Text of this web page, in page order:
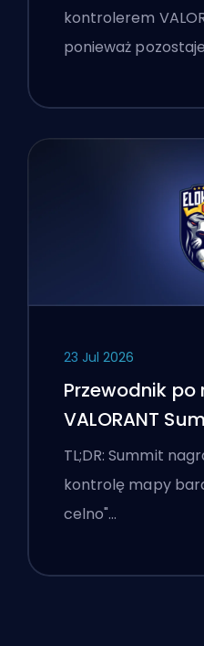
kontrolerem
ponieważ
23 Jul 2026
Przewodnik po
VALORANT
agenci,
TL;DR: Summit
kontrolę mapy
celno"…